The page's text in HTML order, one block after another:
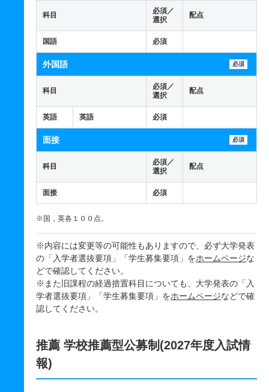
科目
必須／
選択
配点
国語 必須
外国語 必須
科目
必須／
選択
配点
英語 英語 必須
面接 必須
科目
必須／
選択
配点
面接 必須
※国，英各１００点。
※内容には変更等の可能性もありますので、必ず大学発表
の「入学者選抜要項」「学生募集要項」をホームページな
どで確認してください。
※また旧課程の経過措置科目についても、大学発表の「入
学者選抜要項」「学生募集要項」をホームページなどで確
認してください。
推薦 学校推薦型公募制(2027年度入試情
報)